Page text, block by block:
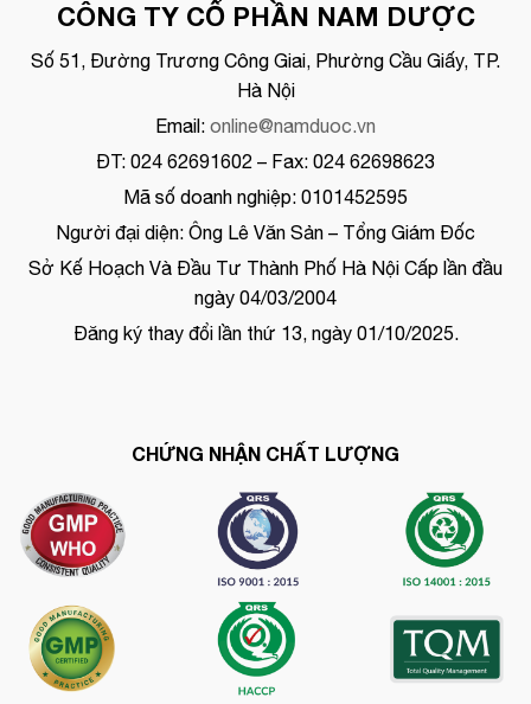
CÔNG TY CỔ PHẦN NAM DƯỢC
Số 51, Đường Trương Công Giai, Phường Cầu Giấy, TP.
Hà Nội
Email: online@namduoc.vn
ĐT: 024 62691602 – Fax: 024 62698623
Mã số doanh nghiệp: 0101452595
Người đại diện: Ông Lê Văn Sản – Tổng Giám Đốc
Sở Kế Hoạch Và Đầu Tư Thành Phố Hà Nội Cấp lần đầu
ngày 04/03/2004
Đăng ký thay đổi lần thứ 13, ngày 01/10/2025.
CHỨNG NHẬN CHẤT LƯỢNG